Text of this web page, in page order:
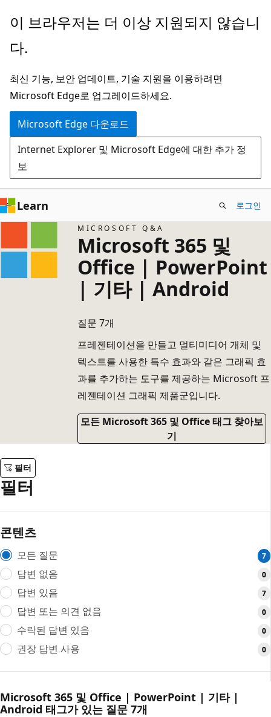
주
콘
츠
로
건
너
뛰
기
이 브라우저는 더 이상 지원되지 않습니
다.
최신 기능, 보안 업데이트, 기술 지원을 이용하려면
Microsoft Edge로 업그레이드하세요.
Microsoft Edge 다운로드
Internet Explorer 및 Microsoft Edge에 대한 추가 정
보
Learn 로그인
MICROSOFT Q&A
Microsoft 365 및
Office | PowerPoint
| 기타 | Android
질문 7개
프레젠테이션을 만들고 멀티미디어 개체 및
텍스트를 사용한 특수 효과와 같은 그래픽 효
과를 추가하는 도구를 제공하는 Microsoft 프
레젠테이션 그래픽 제품군입니다.
모든 Microsoft 365 및 Office 태그 찾아보
기
필터
필터
콘텐츠
모든 질문 7
답변 없음 0
답변 있음 7
답변 또는 의견 없음 0
수락된 답변 있음 0
권장 답변 사용 0
Microsoft 365 및 Office | PowerPoint | 기타 |
Android 태그가 있는 질문 7개